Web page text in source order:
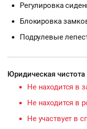
Регулировка
Блокировка
Подрулевые
Юридическая чистота
Не находится в
Не находится в
Не участвует в